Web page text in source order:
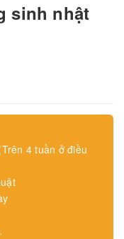
sinh nhật
4 tuần ở điều